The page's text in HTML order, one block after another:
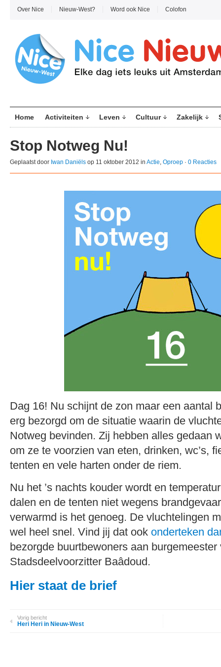
Over Nice Nieuw-West? Word ook Nice Colofon
Home Activiteiten Leven Cultuur Zakelijk
Stop Notweg Nu!
Geplaatst door Iwan Daniëls op 11 oktober 2012 in Actie, Oproep · 0 Reacties
Dag 16! Nu schijnt de zon maar een aantal
erg bezorgd om de situatie waarin de
Notweg bevinden. Zij hebben alles gedaan
om ze te voorzien van eten, drinken, wc’s,
tenten en vele harten onder de riem.
Nu het ’s nachts kouder wordt en
dalen en de tenten niet wegens
verwarmd is het genoeg. De vluchtelingen
wel heel snel. Vind jij dat ook onderteken
bezorgde buurtbewoners aan
Stadsdeelvoorzitter Baâdoud.
Hier staat de brief
Vorig bericht
Heri Heri in Nieuw-West